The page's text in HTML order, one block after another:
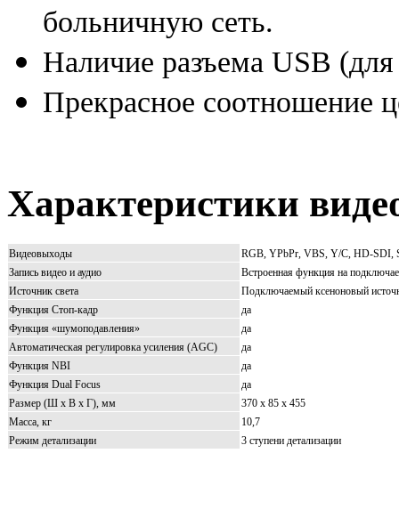
больничную сеть.
Наличие разъема USB
Прекрасное соотношение
Характеристики
Видеовыходы
RGB, YPbPr, VBS, Y/C, HD-SDI,
Запись видео и аудио
Встроенная функция на
Источник света
Подключаемый ксеноновый
Функция Стоп-кадр
да
Функция «шумоподавления»
да
Автоматическая регулировка усиления (AGC)
да
Функция NBI
да
Функция Dual Focus
да
Размер (Ш х В х Г), мм
370 х 85 х 455
Масса, кг
10,7
Режим детализации
3 ступени детализации